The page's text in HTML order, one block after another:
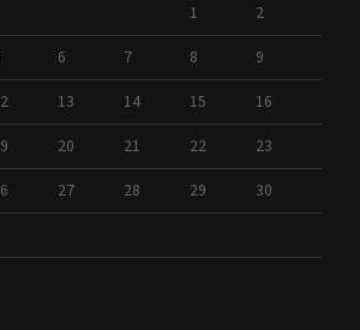
1 2
6 7 8 9
13 14 15 16
20 21 22 23
27 28 29 30